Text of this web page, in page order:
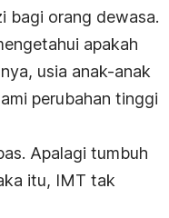
bagi orang dewasa.
apakah
usia anak-anak
perubahan tinggi
Apalagi tumbuh
itu, IMT tak